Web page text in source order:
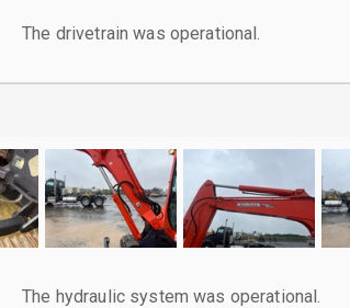
The drivetrain was operational.
The hydraulic system was operational.